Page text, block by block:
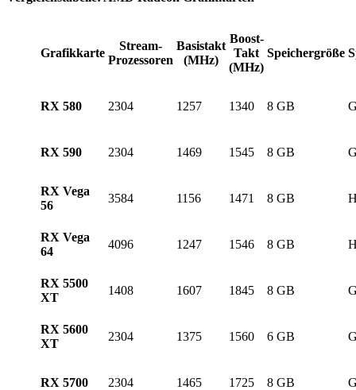
Grafikkarte
Stream-
Prozessoren
Basistakt
(MHz)
Boost-
Takt
(MHz)
Speichergröße
RX 580 2304 1257 1340 8 GB
RX 590 2304 1469 1545 8 GB
RX Vega
56
3584 1156 1471 8 GB
RX Vega
64
4096 1247 1546 8 GB
RX 5500
XT
1408 1607 1845 8 GB
RX 5600
XT
2304 1375 1560 6 GB
RX 5700 2304 1465 1725 8 GB